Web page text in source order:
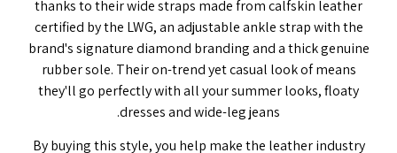
thanks to their wide straps made from calfskin leather
certified by the LWG, an adjustable ankle strap with the
brand's signature diamond branding and a thick genuine
rubber sole. Their on-trend yet casual look of means
they'll go perfectly with all your summer looks, floaty
dresses and wide-leg jeans.
By buying this style, you help make the leather industry